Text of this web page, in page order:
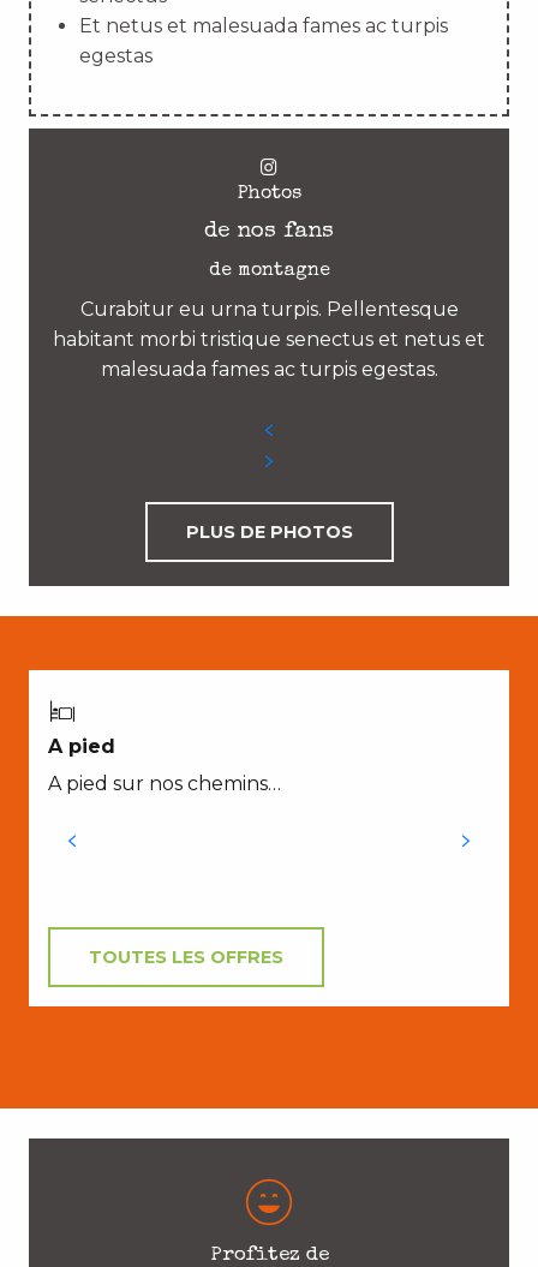
Et netus et malesuada fames ac turpis
egestas
Photos
de nos fans
de montagne
Curabitur eu urna turpis. Pellentesque
habitant morbi tristique senectus et netus et
malesuada fames ac turpis egestas.
PLUS DE PHOTOS
A pied
A pied sur nos chemins…
TOUTES LES OFFRES
Profitez de